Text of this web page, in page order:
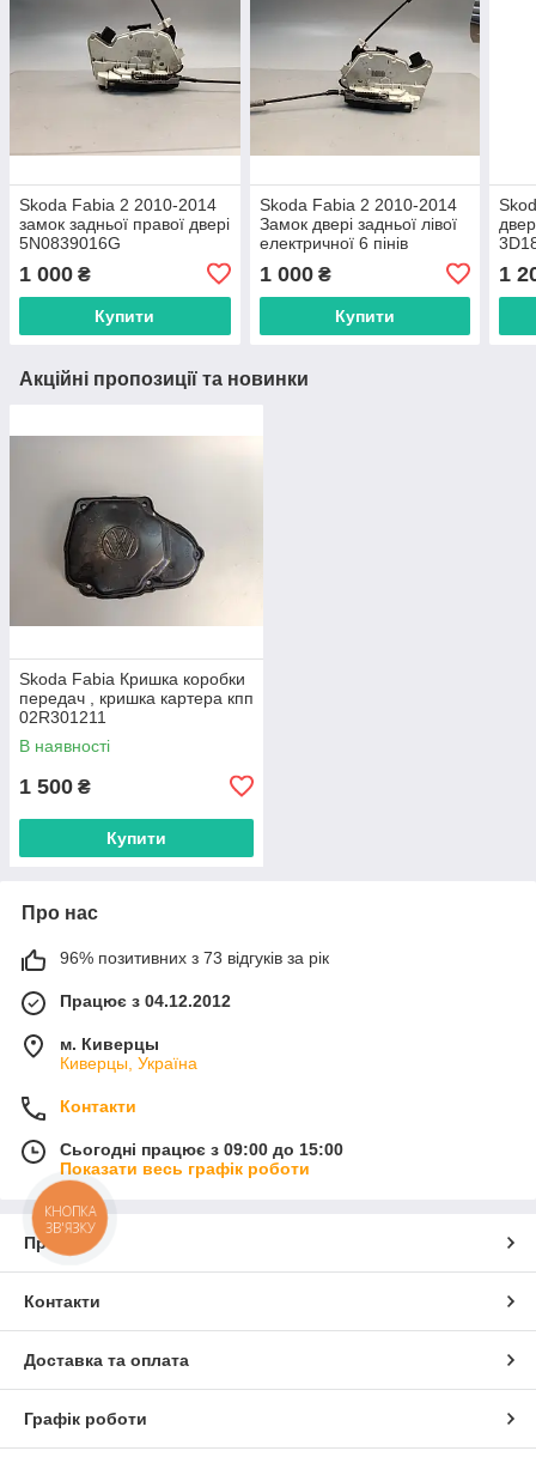
Skoda Fabia 2 2010-2014
замок задньої правої двері
5N0839016G
1 000 ₴
Купити
Skoda Fabia 2 2010-2014
Замок двері задньої лівої
електричної 6 пінів
1 000₴
Купити
1
Акційні пропозиції та новинки
Skoda Fabia Кришка коробки
передач , кришка картера кпп
02R301211
В наявності
1 500 ₴
Купити
Про нас
96% позитивних з 73 відгуків за рік
Працює з 04.12.2012
м. Киверцы
Киверцы, Україна
Контакти
Сьогодні працює з 09:00 до 15:00
Показати весь графік роботи
Про нас
Контакти
Доставка та оплата
Графік роботи
КНОПКА
ЗВ'ЯЗКУ